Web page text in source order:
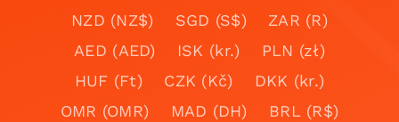
NZD (NZ$)
SGD (S$)
ZAR (R)
AED (AED)
ISK (kr.)
PLN (zł)
HUF (Ft)
CZK (Kč)
DKK (kr.)
OMR (OMR)
MAD (DH)
BRL (R$)